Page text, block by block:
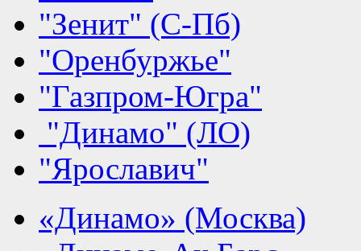
"Зенит" (С-Пб)
"Оренбуржье"
"Газпром-Югра"
"Динамо" (ЛО)
"Ярославич"
«Динамо» (Москва)